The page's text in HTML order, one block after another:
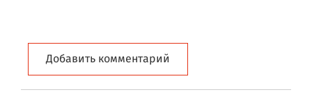
Добавить комментарий